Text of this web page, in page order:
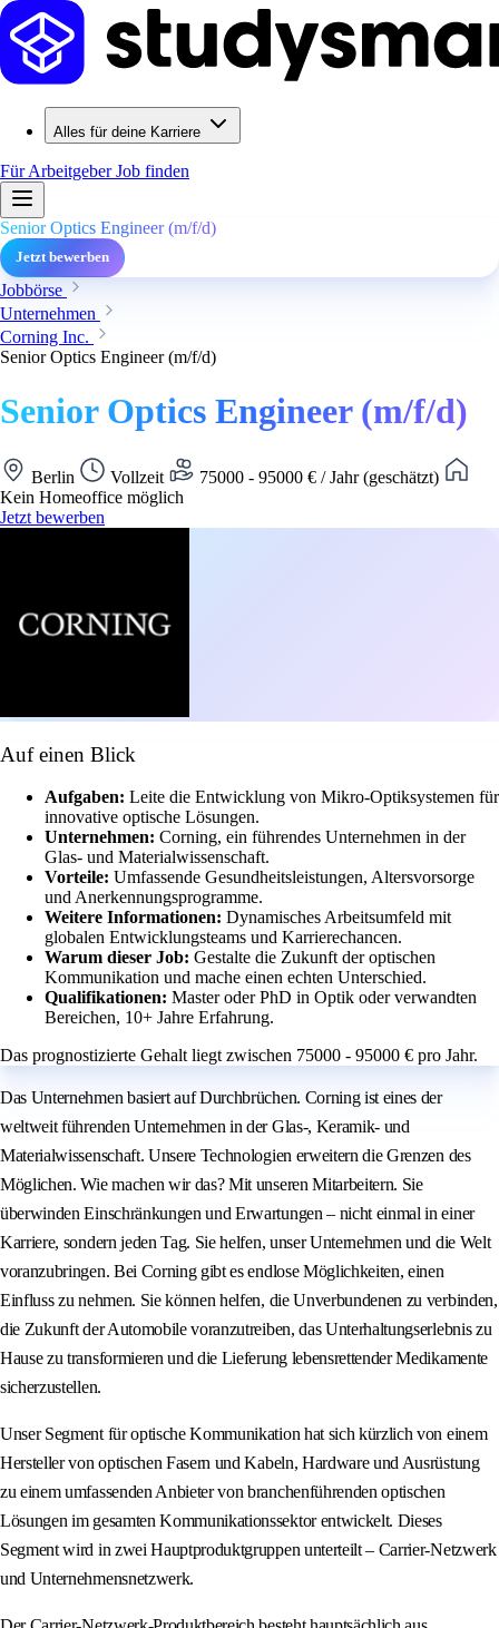
Alles für deine Karriere
Für ArbeitgeberJob finden
Senior Optics Engineer (m/f/d)
Jetzt bewerben
Jobbörse
Unternehmen
Corning Inc.
Senior Optics Engineer (m/f/d)
Senior Optics Engineer (m/f/d)
Berlin Vollzeit
75000 - 95000 € / Jahr (geschätzt)
Kein Homeoffice möglich
Jetzt bewerben
Auf einen Blick
Aufgaben: Leite die Entwicklung von Mikro-Optiksystemen für
innovative optische Lösungen.
Unternehmen: Corning, ein führendes Unternehmen in der
Glas- und Materialwissenschaft.
Vorteile: Umfassende Gesundheitsleistungen, Altersvorsorge
und Anerkennungsprogramme.
Weitere Informationen: Dynamisches Arbeitsumfeld mit
globalen Entwicklungsteams und Karrierechancen.
Warum dieser Job: Gestalte die Zukunft der optischen
Kommunikation und mache einen echten Unterschied.
Qualifikationen: Master oder PhD in Optik oder verwandten
Bereichen, 10+ Jahre Erfahrung.
Das prognostizierte Gehalt liegt zwischen 75000 - 95000 € pro Jahr.
Das Unternehmen basiert auf Durchbrüchen. Corning ist eines der
weltweit führenden Unternehmen in der Glas-, Keramik- und
Materialwissenschaft. Unsere Technologien erweitern die Grenzen des
Möglichen. Wie machen wir das? Mit unseren Mitarbeitern. Sie
überwinden Einschränkungen und Erwartungen – nicht einmal in einer
Karriere, sondern jeden Tag. Sie helfen, unser Unternehmen und die Welt
voranzubringen. Bei Corning gibt es endlose Möglichkeiten, einen
Einfluss zu nehmen. Sie können helfen, die Unverbundenen zu verbinden,
die Zukunft der Automobile voranzutreiben, das Unterhaltungserlebnis zu
Hause zu transformieren und die Lieferung lebensrettender Medikamente
sicherzustellen.
Unser Segment für optische Kommunikation hat sich kürzlich von einem
Hersteller von optischen Fasern und Kabeln, Hardware und Ausrüstung
zu einem umfassenden Anbieter von branchenführenden optischen
Lösungen im gesamten Kommunikationssektor entwickelt. Dieses
Segment wird in zwei Hauptproduktgruppen unterteilt – Carrier-Netzwerk
und Unternehmensnetzwerk.